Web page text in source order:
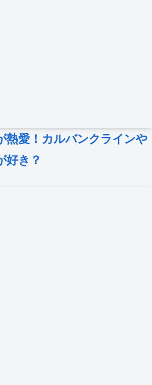
熱愛！カルバンクラインや
好き？